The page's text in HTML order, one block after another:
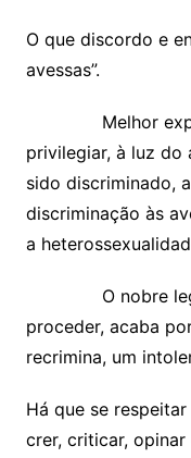
O que discordo e
avessas”.
Melhor
privilegiar, à luz do
sido discriminado,
discriminação às
a
O nobre
proceder, acaba
recrimina, um
Há que se
crer, criticar, opinar